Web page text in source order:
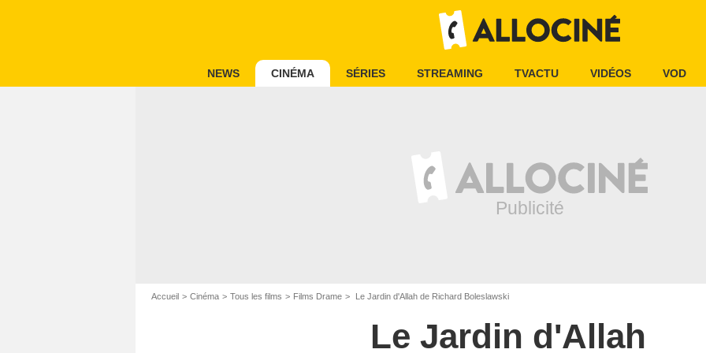
NEWS CINÉMA SÉRIES STREAMING TVACTU VIDÉOS VOD
Accueil Cinéma Tous les films Films Drame Le Jardin d'Allah de Richard Boleslawski
Le Jardin d'Allah